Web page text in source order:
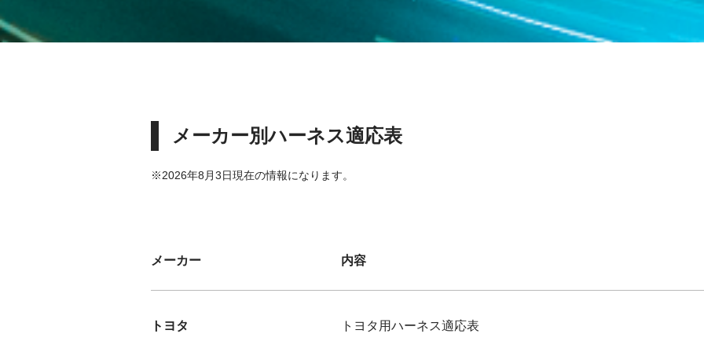
メーカー別ハーネス適応表
※2026年8月3日現在の情報になります。
メーカー 内容
トヨタ トヨタ用ハーネス適応表